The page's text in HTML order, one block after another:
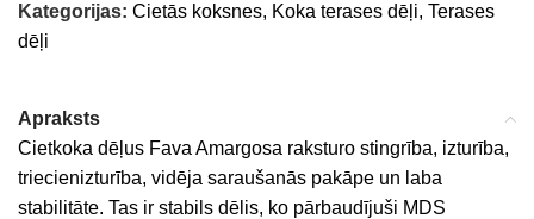
Kategorijas: Cietās koksnes, Koka terases dēļi, Terases
dēļi
Apraksts
Cietkoka dēļus Fava Amargosa raksturo stingrība, izturība,
triecienizturība, vidēja saraušanās pakāpe un laba
stabilitāte. Tas ir stabils dēlis, ko pārbaudījuši MDS